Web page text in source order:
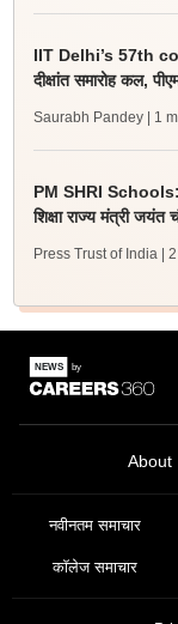
IIT Delhi’s 57th
दीक्षांत समारोह कल,
Saurabh Pandey | 1
PM SHRI Schools:
शिक्षा राज्य मंत्री जयंत
Press Trust of India |
About
नवीनतम समाचार
कॉलेज समाचार